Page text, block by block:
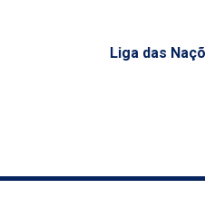
Liga das